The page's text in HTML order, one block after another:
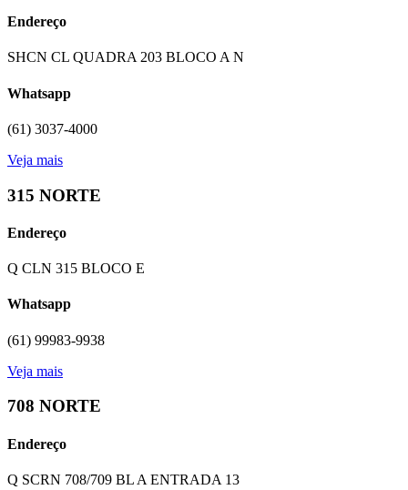
Endereço
SHCN CL QUADRA 203 BLOCO A N
Whatsapp
(61) 3037-4000
Veja mais
315 NORTE
Endereço
Q CLN 315 BLOCO E
Whatsapp
(61) 99983-9938
Veja mais
708 NORTE
Endereço
Q SCRN 708/709 BL A ENTRADA 13